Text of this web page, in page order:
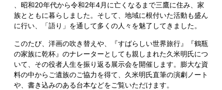
、昭和20年代から令和2年4月に亡くなるまで三鷹に住み、家
族とともに暮らしました。そして、地域に根付いた活動も盛ん
に行い、「語り」を通して多くの人々を魅了してきました。
このたび、洋画の吹き替えや、『すばらしい世界旅行』『鶴瓶
の家族に乾杯』のナレーターとしても親しまれた久米明氏につ
いて、その役者人生を振り返る展示会を開催します。膨大な資
料の中からご遺族のご協力を得て、久米明氏直筆の演劇ノート
や、書き込みのある台本などをご覧いただけます。